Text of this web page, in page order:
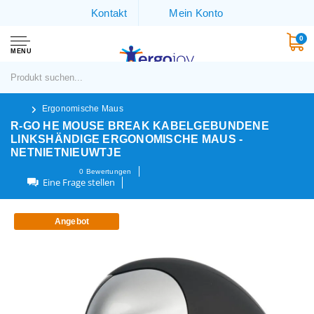
Kontakt Mein Konto
MENU
0
Ergonomische Maus
R-GO HE MOUSE BREAK KABELGEBUNDENE
LINKSHÄNDIGE ERGONOMISCHE MAUS -
NETNIETNIEUWTJE
0 Bewertungen
Eine Frage stellen
Angebot